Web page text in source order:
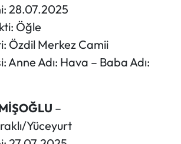
28.07.2025
Öğle
Özdil Merkez Camii
Anne Adı: Hava – Baba Adı:
–
Yüceyurt